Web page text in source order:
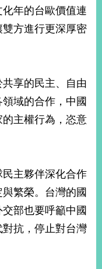
年的台歐價值連
方進行更深厚密
享的民主、自由
域的合作，中國
主權行為，恣意
主夥伴深化合作
繁榮。台灣的國
部也要呼籲中國
抗，停止對台灣